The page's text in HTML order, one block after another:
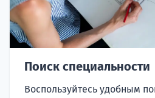
Поиск специальности
Воспользуйтесь удобным